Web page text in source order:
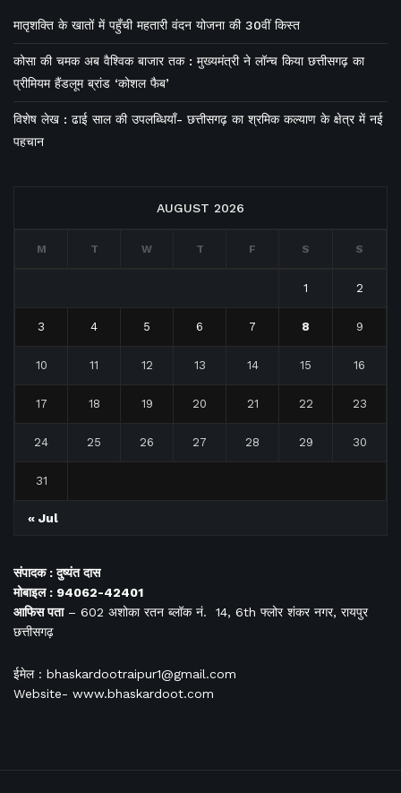
मातृशक्ति के खातों में पहुँची महतारी वंदन योजना की 30वीं किस्त
कोसा की चमक अब वैश्विक बाजार तक : मुख्यमंत्री ने लॉन्च किया छत्तीसगढ़ का
प्रीमियम हैंडलूम ब्रांड ‘कोशल फैब’
विशेष लेख : ढाई साल की उपलब्धियाँ- छत्तीसगढ़ का श्रमिक कल्याण के क्षेत्र में नई
पहचान
AUGUST 2026
M T W T F S S
1 2
3 4 5 6 7 8 9
10 11 12 13 14 15 16
17 18 19 20 21 22 23
24 25 26 27 28 29 30
31
« Jul
संपादक : दुष्यंत दास
मोबाइल : 94062-42401
आफिसपता– 602 अशोका रतन ब्लॉक नं. 14, 6th फ्लोर शंकर नगर, रायपुर
छत्तीसगढ़
ईमेल : bhaskardootraipur1@gmail.com
Website- www.bhaskardoot.com